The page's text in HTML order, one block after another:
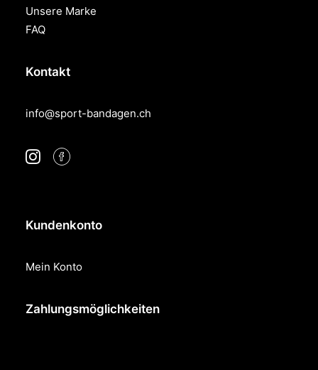
Unsere Marke
FAQ
Kontakt
info@sport-bandagen.ch
Kundenkonto
Mein Konto
Zahlungsmöglichkeiten